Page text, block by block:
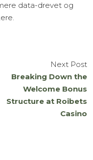
data-drevet og
Next Post
Breaking Down the
Welcome Bonus
Structure at Roibets
Casino